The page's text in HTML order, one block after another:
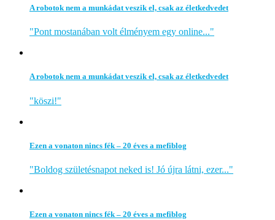
A robotok nem a munkádat veszik el, csak az életkedvedet
"Pont mostanában volt élményem egy online..."
A robotok nem a munkádat veszik el, csak az életkedvedet
"köszi!"
Ezen a vonaton nincs fék – 20 éves a mefiblog
"Boldog születésnapot neked is! Jó újra látni, ezer..."
Ezen a vonaton nincs fék – 20 éves a mefiblog